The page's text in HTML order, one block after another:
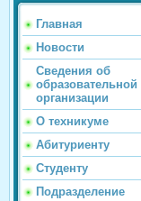
Главная
Новости
Сведения об
образовательной
организации
О техникуме
Абитуриенту
Студенту
Подразделение